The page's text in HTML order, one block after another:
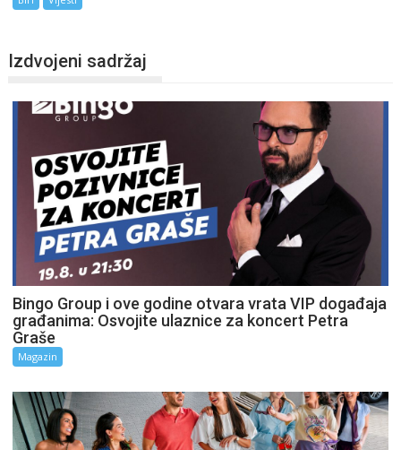
Izdvojeni sadržaj
Bingo Group i ove godine otvara vrata VIP događaja
građanima: Osvojite ulaznice za koncert Petra
Graše
Magazin